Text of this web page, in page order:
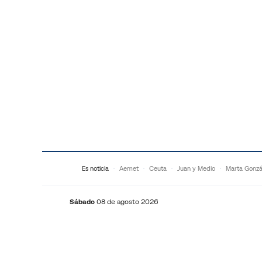
Es noticia Aemet Ceuta Juan y Medio Marta
Sábado 08 de agosto 2026